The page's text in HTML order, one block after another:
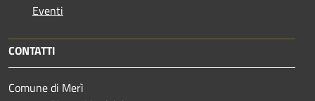
Eventi
CONTATTI
Comune di Merì